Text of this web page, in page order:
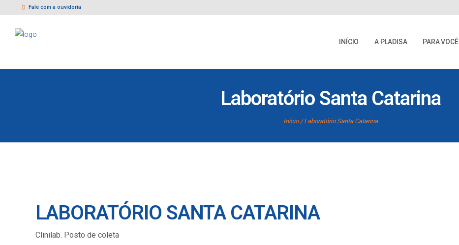
Fale com a ouvidoria
INÍCIO A PLADISA PARA VOCÊ
Laboratório Santa Catarina
Início Laboratório Santa Catarina
LABORATÓRIO SANTA CATARINA
Clinilab. Posto de coleta